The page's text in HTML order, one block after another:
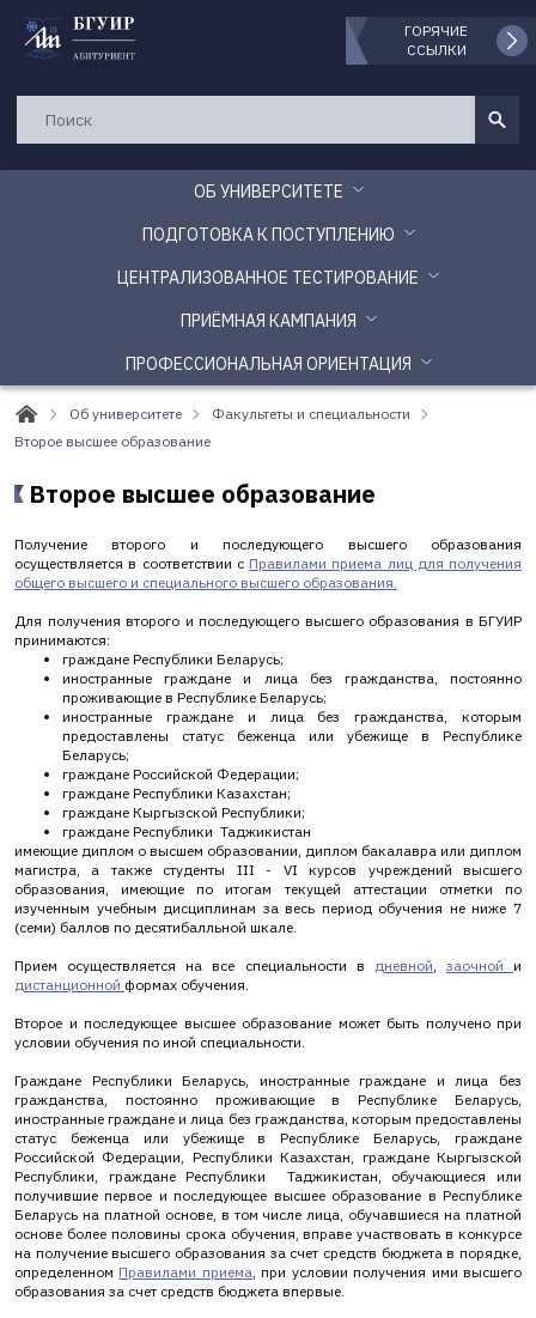
ГОРЯЧИЕ
ССЫЛКИ
ОБ УНИВЕРСИТЕТЕ
ПОДГОТОВКА К ПОСТУПЛЕНИЮ
ЦЕНТРАЛИЗОВАННОЕ ТЕСТИРОВАНИЕ
ПРИЁМНАЯ КАМПАНИЯ
ПРОФЕССИОНАЛЬНАЯ ОРИЕНТАЦИЯ
Об университете
Факультеты и специальности
Второе высшее образование
Второе высшее образование
Получение второго и последующего высшего образования
осуществляется в соответствии с Правилами приема лиц для получения
общего высшего и специального высшего образования
Для получения второго и последующего высшего образования в БГУИР
принимаются:
граждане Республики Беларусь;
иностранные граждане и лица без гражданства, постоянно
проживающие в Республике Беларусь;
иностранные граждане и лица без гражданства, которым
предоставлены статус беженца или убежище в Республике
Беларусь;
граждане Российской Федерации;
граждане Республики Казахстан;
граждане Кыргызской Республики;
граждане Республики Таджикистан
имеющие диплом о высшем образовании, диплом бакалавра или диплом
магистра, а также студенты III - VI курсов учреждений высшего
образования, имеющие по итогам текущей аттестации отметки по
изученным учебным дисциплинам за весь период обучения не ниже 7
(семи) баллов по десятибалльной шкале.
Прием осуществляется на все специальности в дневной заочной и
дистанционной формах обучения.
Второе и последующее высшее образование может быть получено при
условии обучения по иной специальности.
Граждане Республики Беларусь, иностранные граждане и лица без
гражданства, постоянно проживающие в Республике Беларусь,
иностранные граждане и лица без гражданства, которым предоставлены
статус беженца или убежище в Республике Беларусь, граждане
Российской Федерации, Республики Казахстан, граждане Кыргызской
Республики, граждане Республики Таджикистан, обучающиеся или
получившие первое и последующее высшее образование в Республике
Беларусь на платной основе, в том числе лица, обучавшиеся на платной
основе более половины срока обучения, вправе участвовать в конкурсе
на получение высшего образования за счет средств бюджета в порядке,
определенном Правилами приема , при условии получения ими высшего
образования за счет средств бюджета впервые.